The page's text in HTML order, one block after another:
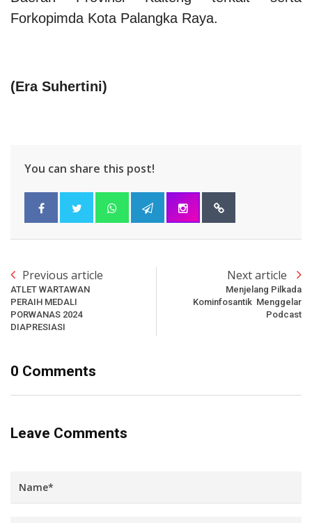
Forkopimda Kota Palangka Raya.
(Era Suhertini)
You can share this post!
Previous article
ATLET WARTAWAN
PERAIH MEDALI
PORWANAS 2024
DIAPRESIASI
Next article
Menjelang Pilkada
Kominfosantik Menggelar
Podcast
0 Comments
Leave Comments